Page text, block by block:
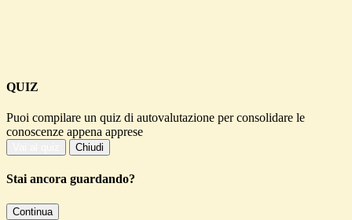
QUIZ
Puoi compilare un quiz di autovalutazione per consolidare le
conoscenze appena apprese
Chiudi
Stai ancora guardando?
Continua